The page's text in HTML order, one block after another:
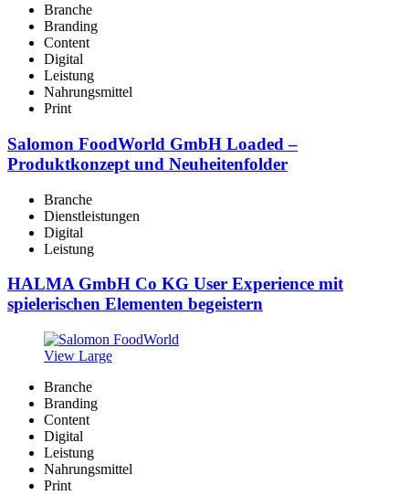
Branche
Branding
Content
Digital
Leistung
Nahrungsmittel
Print
Salomon FoodWorld GmbH Loaded –
Produktkonzept und Neuheitenfolder
Branche
Dienstleistungen
Digital
Leistung
HALMA GmbH Co KG User Experience mit
spielerischen Elementen begeistern
View Large
Branche
Branding
Content
Digital
Leistung
Nahrungsmittel
Print